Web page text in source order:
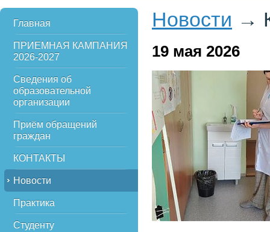
Главная
ПРИЕМНАЯ КАМПАНИЯ
2026-2027
Сведения об
образовательной
организации
Приём обращений
граждан
КОНТАКТЫ
Новости
Практика
Студенту
Новости →
19 мая 2026